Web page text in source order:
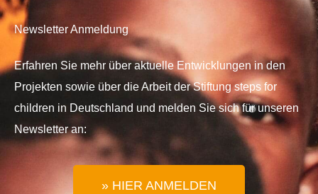
Newsletter Anmeldung
Erfahren Sie mehr über aktuelle Entwicklungen in den
Projekten sowie über die Arbeit der Stiftung steps for
children in Deutschland und melden Sie sich für unseren
Newsletter an:
» HIER ANMELDEN